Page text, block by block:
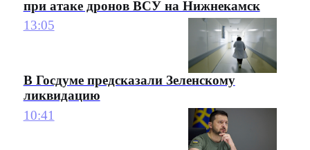
при атаке дронов ВСУ на Нижнекамск
13:05
В Госдуме предсказали Зеленскому
ликвидацию
10:41